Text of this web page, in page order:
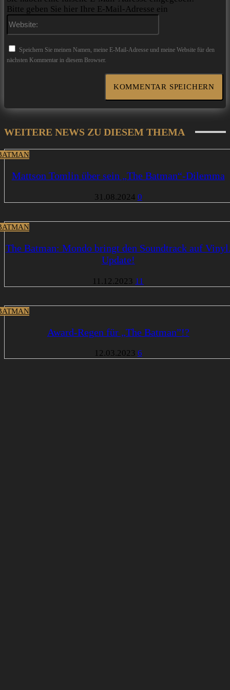
Bitte geben Sie hier Ihre E-Mail-Adresse ein
Speichern Sie meinen Namen, meine E-Mail-Adresse und meine Website für den
nächsten Kommentar in diesem Browser.
WEITERE NEWS ZU DIESEM THEMA
Mattson Tomlin über sein „The Batman“-Dilemma
31.08.2024 0
The Batman: Mondo bringt den Soundtrack auf
Update!
11.12.2023 11
Award-Regen für „The Batman”!?
12.03.2023 6